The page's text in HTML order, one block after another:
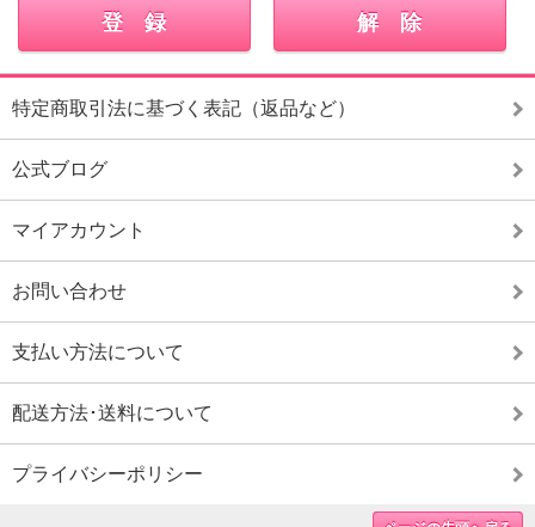
特定商取引法に基づく表記（返品など）
公式ブログ
マイアカウント
お問い合わせ
支払い方法について
配送方法･送料について
プライバシーポリシー